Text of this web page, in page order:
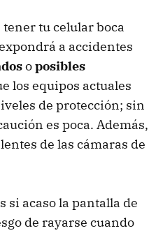
tu celular boca
a accidentes
oposibles
los equipos actuales
de protección; sin
es poca. Además,
de las cámaras de
si acaso la pantalla de
de rayarse cuando